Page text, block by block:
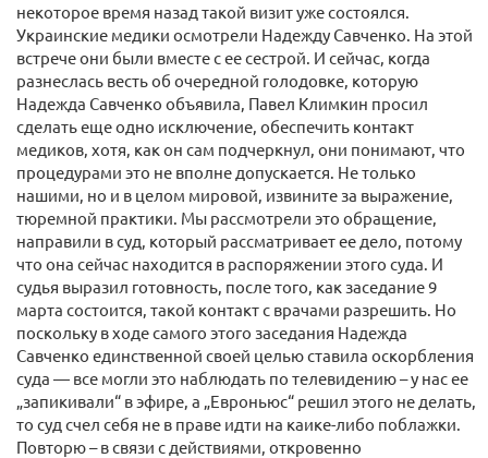
некоторое время назад такой визит уже состоялся.
Украинские медики осмотрели Надежду Савченко. На этой
встрече они были вместе с ее сестрой. И сейчас, когда
разнеслась весть об очередной голодовке, которую
Надежда Савченко объявила, Павел Климкин просил
сделать еще одно исключение, обеспечить контакт
медиков, хотя, как он сам подчеркнул, они понимают, что
процедурами это не вполне допускается. Не только
нашими, но и в целом мировой, извините за выражение,
тюремной практики. Мы рассмотрели это обращение,
направили в суд, который рассматривает ее дело, потому
что она сейчас находится в распоряжении этого суда. И
судья выразил готовность, после того, как заседание 9
марта состоится, такой контакт с врачами разрешить. Но
поскольку в ходе самого этого заседания Надежда
Савченко единственной своей целью ставила оскорбления
суда — все могли это наблюдать по телевидению – у нас ее
„запикивали“ в эфире, а „Евроньюс“ решил этого не делать,
то суд счел себя не в праве идти на каике-либо поблажки.
Повторю – в связи с действиями, откровенно